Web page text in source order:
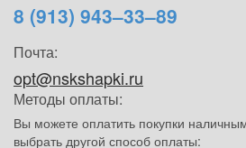
8 (913) 943–33–89
Почта:
opt@nskshapki.ru
Методы оплаты:
Вы можете оплатить покупки
выбрать другой способ оплаты: